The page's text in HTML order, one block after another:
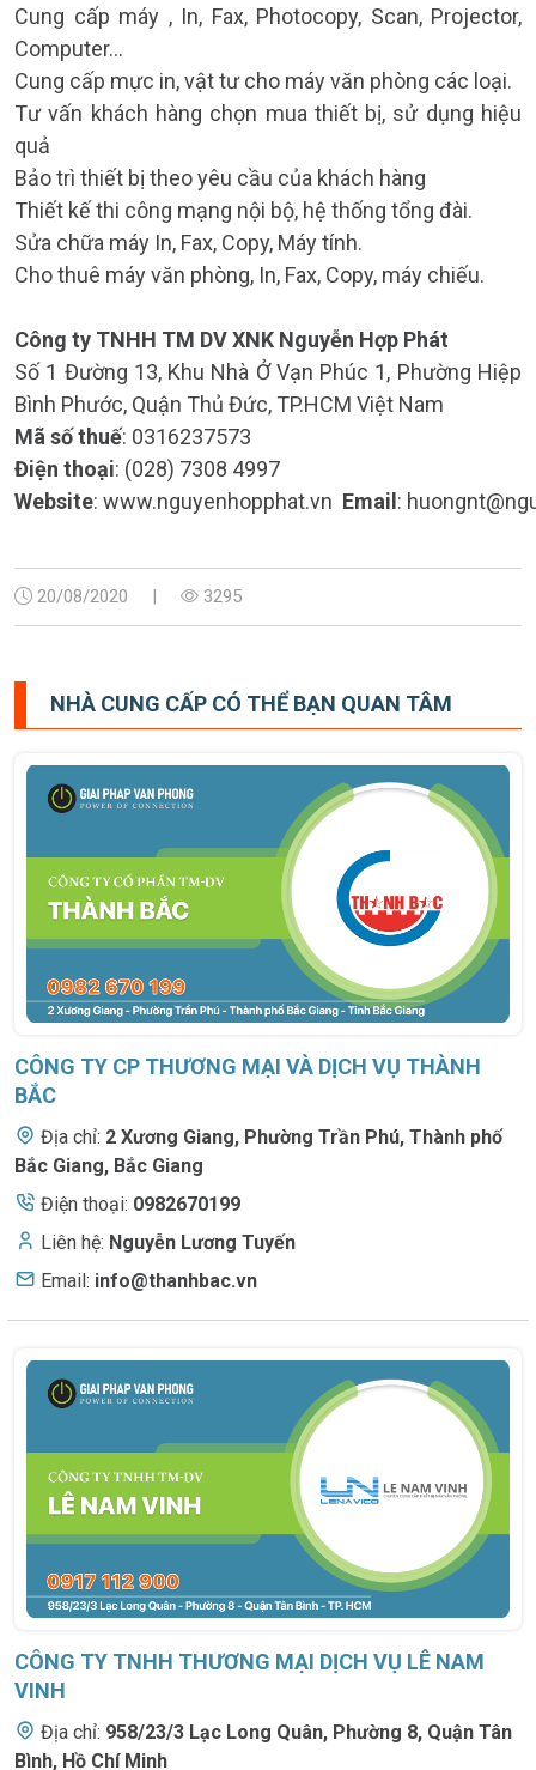
Cung cấp máy , In, Fax, Photocopy, Scan, Projector,
Computer…
Cung cấp mực in, vật tư cho máy văn phòng các loại.
Tư vấn khách hàng chọn mua thiết bị, sử dụng hiệu
quả
Bảo trì thiết bị theo yêu cầu của khách hàng
Thiết kế thi công mạng nội bộ, hệ thống tổng đài.
Sửa chữa máy In, Fax, Copy, Máy tính.
Cho thuê máy văn phòng, In, Fax, Copy, máy chiếu.
Công ty TNHH TM DV XNK Nguyễn Hợp Phát
Số 1 Đường 13, Khu Nhà Ở Vạn Phúc 1, Phường Hiệp
Bình Phước, Quận Thủ Đức, TP.HCM Việt Nam
Mã số thuế: 0316237573
Điện thoại: (028) 7308 4997
Website: www.nguyenhopphat.vn Email:
20/08/2020 | 3295
NHÀ CUNG CẤP CÓ THỂ BẠN QUAN TÂM
CÔNG TY CP THƯƠNG MẠI VÀ DỊCH VỤ THÀNH
BẮC
Địa chỉ: 2 Xương Giang, Phường Trần Phú, Thành phố
Bắc Giang, Bắc Giang
Điện thoại: 0982670199
Liên hệ: Nguyễn Lương Tuyến
Email: info@thanhbac.vn
CÔNG TY TNHH THƯƠNG MẠI DỊCH VỤ LÊ NAM
VINH
Địa chỉ: 958/23/3 Lạc Long Quân, Phường 8, Quận Tân
Bình, Hồ Chí Minh